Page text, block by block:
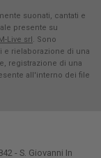
suonati, cantati e
presente su
Live srl. Sono
e rielaborazione di una
registrazione di una
all'interno dei file
- S. Giovanni In